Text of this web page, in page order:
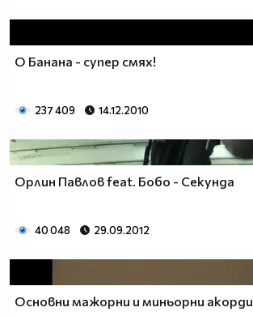
О Банана - супер смях!
237 409 14.12.2010
Орлин Павлов feat. Бобо - Секунда
40 048 29.09.2012
Основни мажорни и миньорни акорди